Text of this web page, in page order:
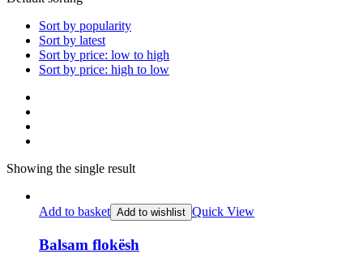
Sort by popularity
Sort by latest
Sort by price: low to high
Sort by price: high to low
Showing the single result
Add to basket Add to wishlist Quick View
Balsam flokësh